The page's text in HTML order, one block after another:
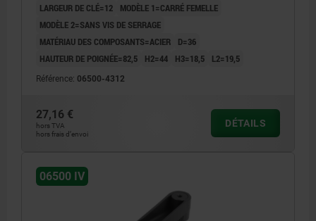
LARGEUR DE CLÉ=12
MODÈLE 1=CARRÉ FEMELLE
MODÈLE 2=SANS VIS DE SERRAGE
MATÉRIAU DES COMPOSANTS=ACIER
D=36
HAUTEUR DE POIGNÉE=82,5
H2=44 H3=18,5 L2=19,5
Référence: 06500-4312
27,16 €
hors TVA
hors frais d’envoi
DÉTAILS
06500 IV